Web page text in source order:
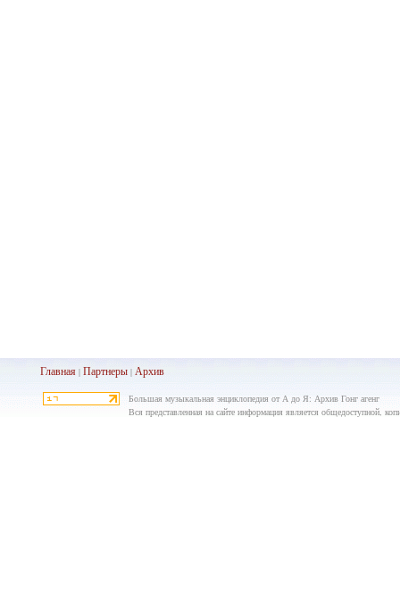
Главная| Партнеры| Архив
Большая музыкальная энциклопедия от А до Я: Архив Гонг агенг
Вся представленная на сайте информация является общедоступной,